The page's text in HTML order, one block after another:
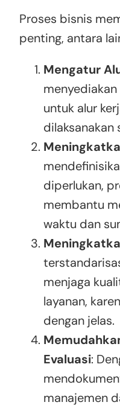
Proses bisnis
penting, antara
Mengatur
untuk alur
dilaksanakan
diperlukan,
membantu
waktu dan
menjaga
layanan,
dengan jelas.
Evaluasi:
manajemen